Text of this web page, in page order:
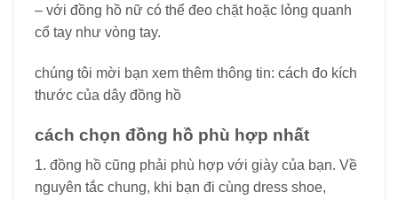
– với đồng hồ nữ có thể đeo chặt hoặc lỏng quanh
cổ tay như vòng tay.
chúng tôi mời bạn xem thêm thông tin: cách đo kích
thước của dây đồng hồ
cách chọn đồng hồ phù hợp nhất
1. đồng hồ cũng phải phù hợp với giày của bạn. Về
nguyên tắc chung, khi bạn đi cùng dress shoe,